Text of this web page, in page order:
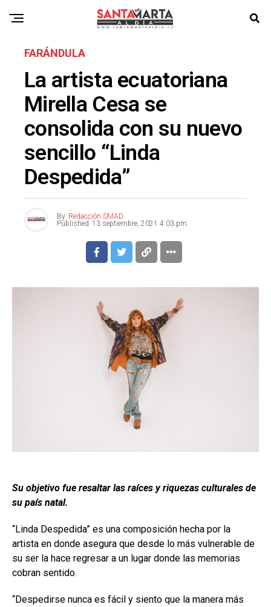
FARÁNDULA
La artista ecuatoriana
Mirella Cesa se
consolida con su nuevo
sencillo “Linda
Despedida”
By Redacción SMAD
Published 13 septiembre, 2021 4:03 pm
Su objetivo fue resaltar las raíces y riquezas culturales de
su país natal.
“Linda Despedida” es una composición hecha por la
artista en donde asegura que desde lo más vulnerable de
su ser la hace regresar a un lugar donde las memorias
cobran sentido.
“Despedirse nunca es fácil y siento que la manera más